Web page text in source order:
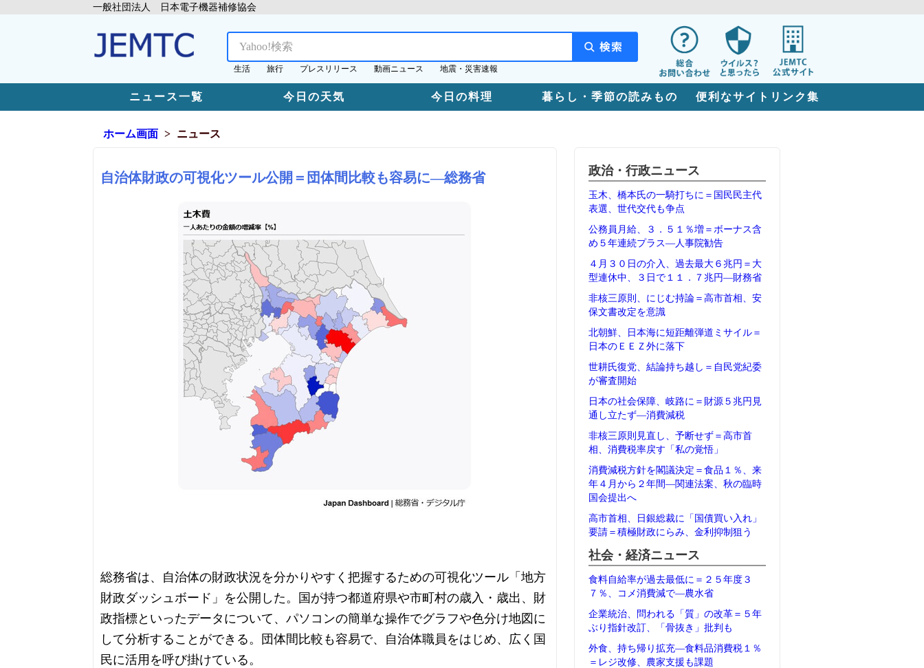
一般社団法人 日本電子機器補修協会
生活 旅行 プレスリリース 動画ニュース 地震・災害速報
ニュース一覧 今日の天気 今日の料理 暮らし・季節の読みもの 便利なサイトリンク集
ホーム画面 ニュース
自治体財政の可視化ツール公開＝団体間比較も容易に―総務省
総務省は、自治体の財政状況を分かりやすく把握するための可視化ツール「地方
財政ダッシュボード」を公開した。国が持つ都道府県や市町村の歳入・歳出、財
政指標といったデータについて、パソコンの簡単な操作でグラフや色分け地図に
して分析することができる。団体間比較も容易で、自治体職員をはじめ、広く国
民に活用を呼び掛けている。
政治・行政ニュース
玉木、橋本氏の一騎打ちに＝国民民主代
表選、世代交代も争点
公務員月給、３．５１％増＝ボーナス含
め５年連続プラス―人事院勧告
４月３０日の介入、過去最大６兆円＝大
型連休中、３日で１１．７兆円―財務省
非核三原則、にじむ持論＝高市首相、安
保文書改定を意識
北朝鮮、日本海に短距離弾道ミサイル＝
日本のＥＥＺ外に落下
世耕氏復党、結論持ち越し＝自民党紀委
が審査開始
日本の社会保障、岐路に＝財源５兆円見
通し立たず―消費減税
非核三原則見直し、予断せず＝高市首
相、消費税率戻す「私の覚悟」
消費減税方針を閣議決定＝食品１％、来
年４月から２年間―関連法案、秋の臨時
国会提出へ
高市首相、日銀総裁に「国債買い入れ」
要請＝積極財政にらみ、金利抑制狙う
社会・経済ニュース
食料自給率が過去最低に＝２５年度３
７％、コメ消費減で―農水省
企業統治、問われる「質」の改革＝５年
ぶり指針改訂、「骨抜き」批判も
外食、持ち帰り拡充―食料品消費税１％
＝レジ改修、農家支援も課題